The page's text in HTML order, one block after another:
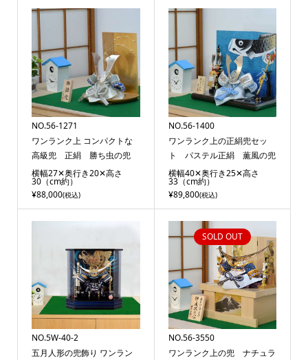
NO.56-1271
ワンランク上 コンパクトな
高級兜 正絹 勝ち虫の兜
横幅27✕奥行き20✕高さ
30（cm約）
¥88,000(税込)
NO.56-1400
ワンランク上の正絹兜セッ
ト パステル正絹 薫風の兜
横幅40✕奥行き25✕高さ
33（cm約）
¥89,800(税込)
NO.5W-40-2
五月人形の兜飾り ワンラン
SOLD OUT
NO.56-3550
ワンランク上の兜 ナチュラ